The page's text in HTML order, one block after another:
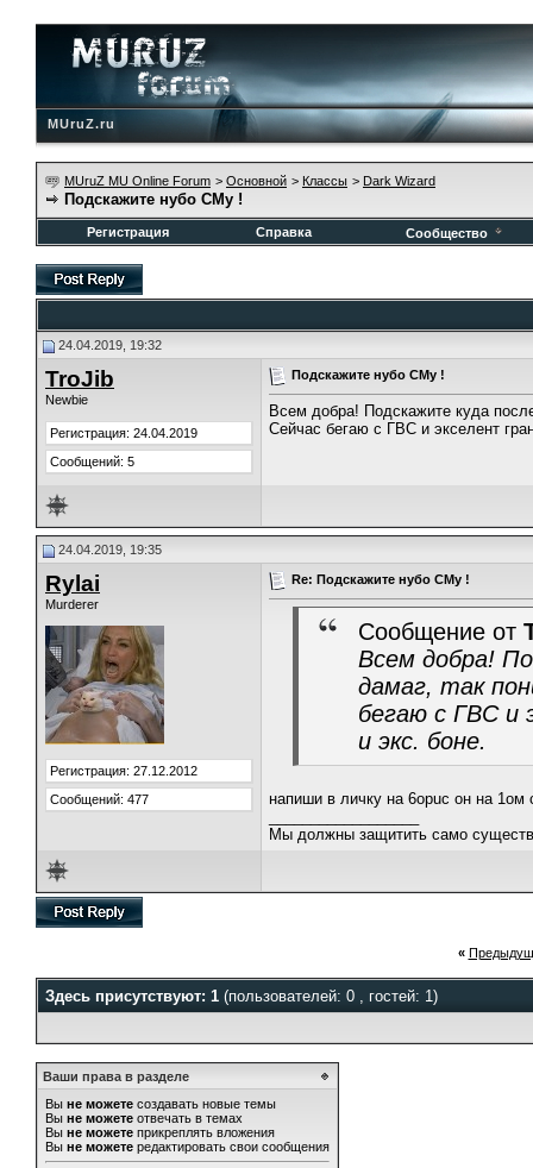
MUruZ.ru
MUruZ MU Online Forum > Основной > Классы > Dark Wizard
Подскажите нубо СМу !
Регистрация Справка Сообщество
24.04.2019, 19:32
TroJib
Newbie
Регистрация: 24.04.2019
Сообщений: 5
Подскажите нубо СМу !
Всем добра! Подскажите куда
Сейчас бегаю с ГВС и экселент
24.04.2019, 19:35
Rylai
Murderer
Регистрация: 27.12.2012
Сообщений: 477
Re: Подскажите нубо СМу !
Сообщение от
Всем добра!
дамаг, так
бегаю с ГВС и
и экс. боне.
напиши в личку на 6opuc он на
Мы должны защитить само
«
Здесь присутствуют: 1 (пользователей: 0 , гостей: 1)
Ваши права в разделе
Вы не можете создавать новые темы
Вы не можете отвечать в темах
Вы не можете прикреплять вложения
Вы не можете редактировать свои сообщения